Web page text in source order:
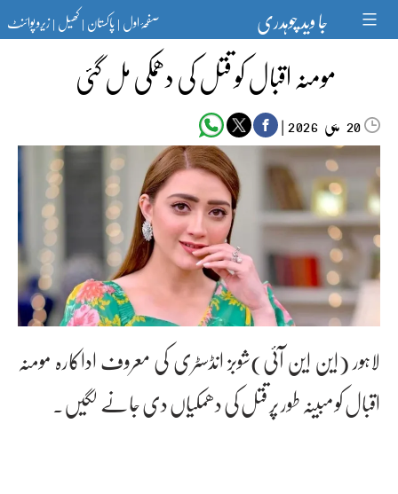
content جا وید چوہدری صفحۂ اول|پاکستان|کھیل|زیرو پوائنٹ
مومنہ اقبال کو قتل کی دھمکی مل گئی
20 مئی‬‮ |
لاہور (این این آئی)شوبز انڈسٹری کی معروف اداکارہ مومنہ
اقبال کو مبینہ طور پر قتل کی دھمکیاں دی جانے لگیں۔